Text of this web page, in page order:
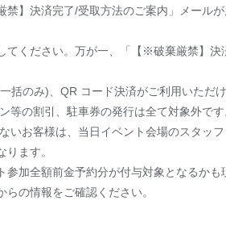
】決済完了/受取方法のご案内」メール
てください。万が一、「【※破棄厳禁】
のみ)、QR コード決済がご利用いただけ
等の割引、駐車券の発行は全て対象外です
お客様は、当日イベント会場のスタッフ
ます。
加全額前金予約分が付与対象となるかも
の情報をご確認ください。